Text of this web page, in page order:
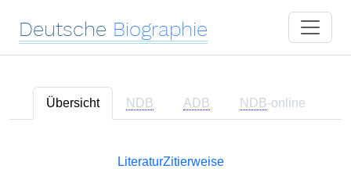
Deutsche Biographie
Übersicht NDB ADB NDB-online
LiteraturZitierweise